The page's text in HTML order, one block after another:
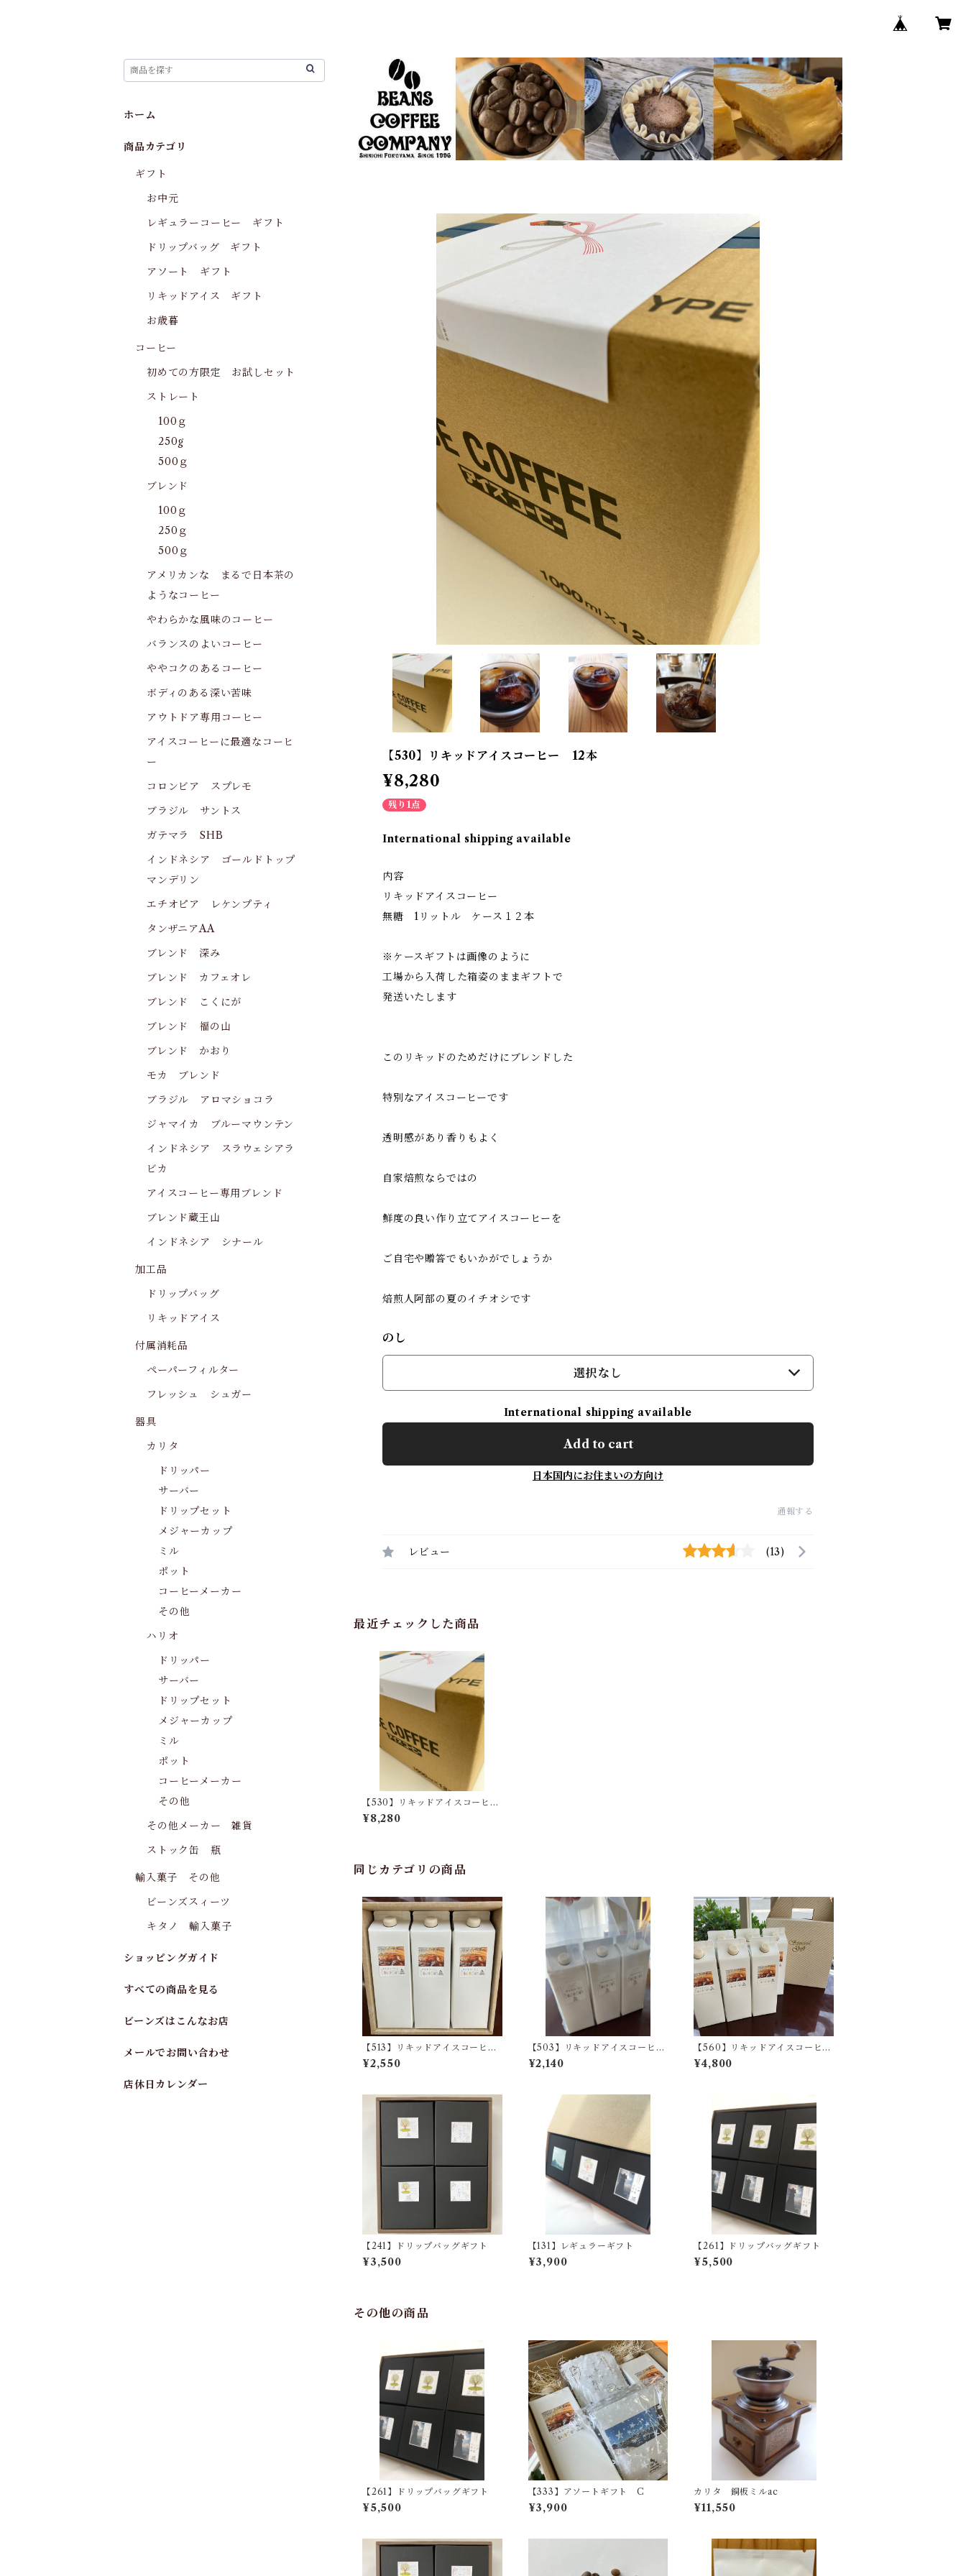
【530】リキッドアイスコーヒー 12本
¥8,280
残り1点
International shipping available
内容
リキッドアイスコーヒー
無糖 1リットル ケース１２本
※ケースギフトは画像のように
工場から入荷した箱姿のままギフトで
発送いたします
このリキッドのためだけにブレンドした
特別なアイスコーヒーです
透明感があり香りもよく
自家焙煎ならではの
鮮度の良い作り立てアイスコーヒーを
ご自宅や贈答でもいかがでしょうか
焙煎人阿部の夏のイチオシです
のし
選択なし
International shipping available
Add to cart
日本国内にお住まいの方向け
通報する
レビュー (13)
最近チェックした商品
【530】リキッドアイスコーヒ
ー 12本
¥8,280
同じカテゴリの商品
【513】リキッドアイスコーヒ
ー 3本
¥2,550
【503】リキッドアイスコーヒ
ー 3本
¥2,140
【560】リキッドアイスコーヒ
ー 6本
¥4,800
【241】ドリップバッグギフト
¥3,500
【131】レギュラーギフト
¥3,900
【261】ドリップバッグギフト
¥5,500
その他の商品
【261】ドリップバッグギフト
¥5,500
【333】アソートギフト C
¥3,900
カリタ 銅板ミルac
¥11,550
ホーム
商品カテゴリ
ギフト
お中元
レギュラーコーヒー ギフト
ドリップバッグ ギフト
アソート ギフト
リキッドアイス ギフト
お歳暮
コーヒー
初めての方限定 お試しセット
ストレート
100ｇ
250g
500ｇ
ブレンド
100ｇ
250ｇ
500ｇ
アメリカンな まるで日本茶の
ようなコーヒー
やわらかな風味のコーヒー
バランスのよいコーヒー
ややコクのあるコーヒー
ボディのある深い苦味
アウトドア専用コーヒー
アイスコーヒーに最適なコーヒ
ー
コロンビア スプレモ
ブラジル サントス
ガテマラ SHB
インドネシア ゴールドトップ
マンデリン
エチオピア レケンプティ
タンザニアAA
ブレンド 深み
ブレンド カフェオレ
ブレンド こくにが
ブレンド 福の山
ブレンド かおり
モカ ブレンド
ブラジル アロマショコラ
ジャマイカ ブルーマウンテン
インドネシア スラウェシアラ
ビカ
アイスコーヒー専用ブレンド
ブレンド蔵王山
インドネシア シナール
加工品
ドリップバッグ
リキッドアイス
付属消耗品
ペーパーフィルター
フレッシュ シュガー
器具
カリタ
ドリッパー
サーバー
ドリップセット
メジャーカップ
ミル
ポット
コーヒーメーカー
その他
ハリオ
ドリッパー
サーバー
ドリップセット
メジャーカップ
ミル
ポット
コーヒーメーカー
その他
その他メーカー 雑貨
ストック缶 瓶
輸入菓子 その他
ビーンズスィーツ
キタノ 輸入菓子
ショッピングガイド
すべての商品を見る
ビーンズはこんなお店
メールでお問い合わせ
店休日カレンダー